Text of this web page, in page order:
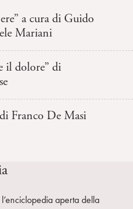
a cura di Guido
Mariani
il dolore” di
Franco De Masi
l’enciclopedia aperta della